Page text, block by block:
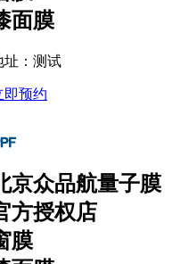
面膜
址：测试
即预约
京众品航量子膜
方授权店
膜